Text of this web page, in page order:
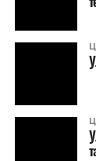
салбар
нөхөн
хамт олны
сургалтыг
хаагчдыг
хэмжээг